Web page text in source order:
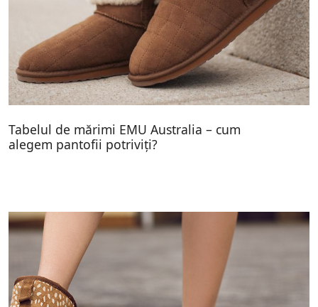
Tabelul de mărimi EMU Australia – cum
alegem pantofii potriviți?